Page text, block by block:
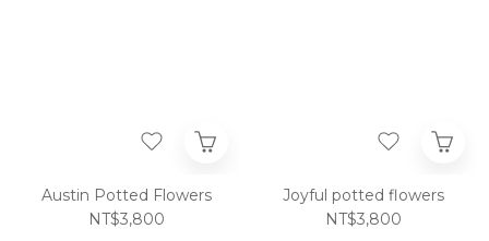
Austin Potted Flowers
NT$3,800
Joyful potted flowers
NT$3,800